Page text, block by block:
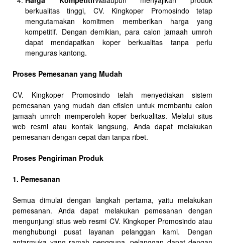
berkualitas tinggi, CV. Kingkoper Promosindo tetap
mengutamakan komitmen memberikan harga yang
kompetitif. Dengan demikian, para calon jamaah umroh
dapat mendapatkan koper berkualitas tanpa perlu
menguras kantong.
Proses Pemesanan yang Mudah
CV. Kingkoper Promosindo telah menyediakan sistem
pemesanan yang mudah dan efisien untuk membantu calon
jamaah umroh memperoleh koper berkualitas. Melalui situs
web resmi atau kontak langsung, Anda dapat melakukan
pemesanan dengan cepat dan tanpa ribet.
Proses Pengiriman Produk
1. Pemesanan
Semua dimulai dengan langkah pertama, yaitu melakukan
pemesanan. Anda dapat melakukan pemesanan dengan
mengunjungi situs web resmi CV. Kingkoper Promosindo atau
menghubungi pusat layanan pelanggan kami. Dengan